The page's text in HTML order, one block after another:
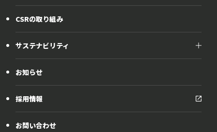
CSRの取り組み
サステナビリティ
お知らせ
採用情報
お問い合わせ